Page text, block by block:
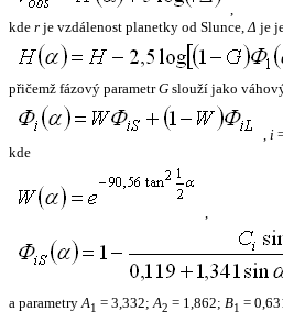
,
kde r je vzdálenost planetky od Slunce,Δ je
přičemž fázový parametrG slouží jako
, i
kde
,
a parametryA1 = 3,332;A2 = 1,862; B1 =